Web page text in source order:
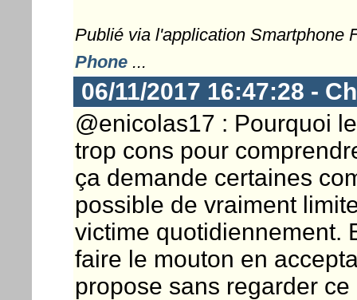
Publié via l'application Smartphone
Phone...
06/11/2017 16:47:28 -
@enicolas17 : Pourquoi
trop cons pour
ça demande certaines
possible de vraiment
victime quotidiennement.
faire le mouton en
propose sans regarder